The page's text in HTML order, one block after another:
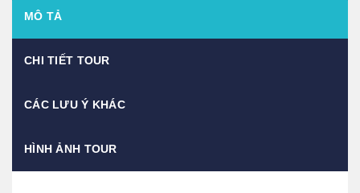
MÔ TẢ
CHI TIẾT TOUR
CÁC LƯU Ý KHÁC
HÌNH ẢNH TOUR